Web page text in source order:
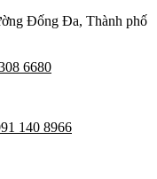
Đống Đa, Thành phố
6680
140 8966